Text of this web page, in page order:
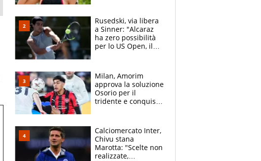
Rusedski, via libera
a Sinner: "Alcaraz
ha zero possibilità
per lo US Open, il
Milan, Amorim
approva la soluzione
Osorio per il
tridente e conquista
Allegri
Calciomercato Inter,
Chivu stana
Marotta: "Scelte non
realizzate,